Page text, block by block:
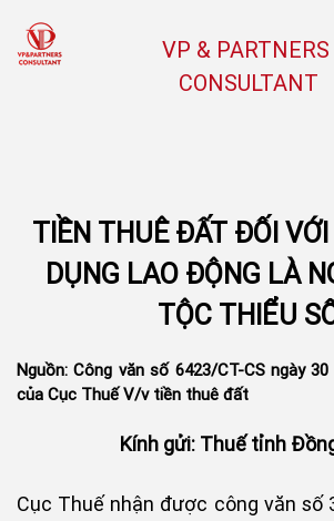
VP & PARTNERS
CONSULTANT
TIỀN THUÊ ĐẤT ĐỐI
DỤNG LAO ĐỘNG LÀ
TỘC THIỂU
Nguồn: Công văn số 6423/CT-CS ngày
của Cục Thuế V/v tiền thuê đất
Kính gửi: Thuế tỉnh
Cục Thuế nhận được công văn số